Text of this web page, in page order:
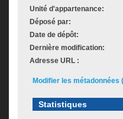
Unité d'appartenance:
Déposé par:
Date de dépôt:
Dernière modification:
Adresse URL :
Modifier les
Statistiques